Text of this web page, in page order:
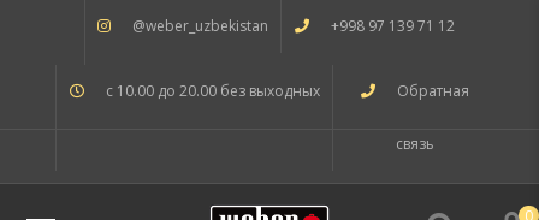
@weber_uzbekistan +998 97 139 71 12
с 10.00 до 20.00 без выходных Обратная
связь
0